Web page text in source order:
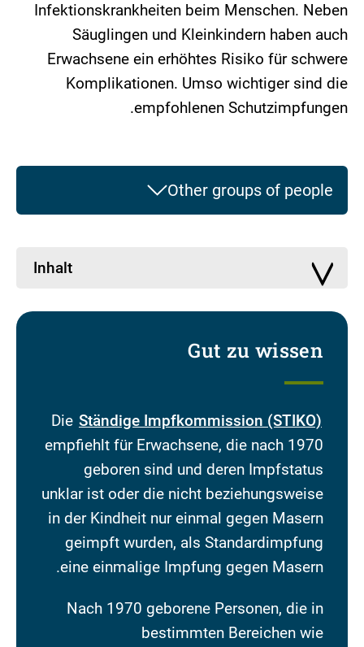
Infektionskrankheiten beim Menschen. Neben
Säuglingen und Kleinkindern haben auch
Erwachsene ein erhöhtes Risiko für schwere
Komplikationen. Umso wichtiger sind die
empfohlenen Schutzimpfungen.
Other groups of people
Inhalt
Gut zu wissen
Die Ständige Impfkommission (STIKO)
empfiehlt für Erwachsene, die nach 1970
geboren sind und deren Impfstatus
unklar ist oder die nicht beziehungsweise
in der Kindheit nur einmal gegen Masern
geimpft wurden, als Standardimpfung
eine einmalige Impfung gegen Masern.
Nach 1970 geborene Personen, die in
bestimmten Bereichen wie